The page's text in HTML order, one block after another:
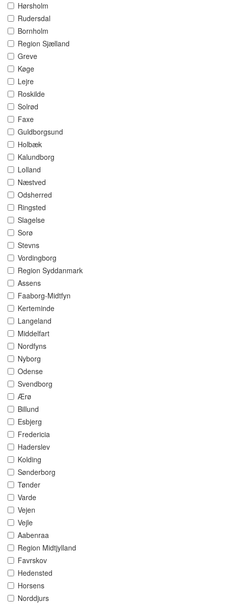
Hørsholm
Rudersdal
Bornholm
Region Sjælland
Greve
Køge
Lejre
Roskilde
Solrød
Faxe
Guldborgsund
Holbæk
Kalundborg
Lolland
Næstved
Odsherred
Ringsted
Slagelse
Sorø
Stevns
Vordingborg
Region Syddanmark
Assens
Faaborg-Midtfyn
Kerteminde
Langeland
Middelfart
Nordfyns
Nyborg
Odense
Svendborg
Ærø
Billund
Esbjerg
Fredericia
Haderslev
Kolding
Sønderborg
Tønder
Varde
Vejen
Vejle
Aabenraa
Region Midtjylland
Favrskov
Hedensted
Horsens
Norddjurs